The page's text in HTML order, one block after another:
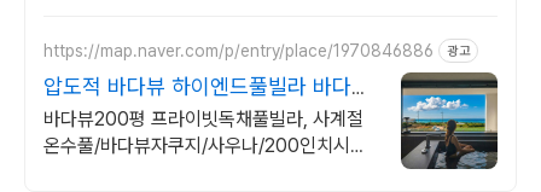
https://map.naver.com/p/entry/place/1970846886 광고
압도적 바다뷰 하이엔드풀빌라 바다뷰
자쿠지 상시 무료
바다뷰200평 프라이빗독채풀빌라, 사계절
온수풀/바다뷰자쿠지/사우나/200인치시네